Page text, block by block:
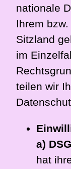
nationale
Ihrem
Sitzland
im
teilen wir
a)
hat